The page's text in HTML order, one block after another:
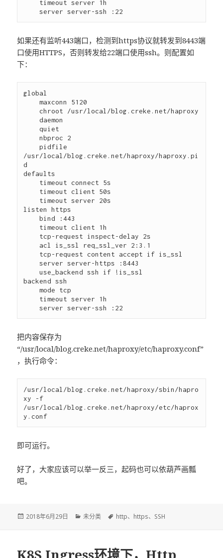
如果还有监听443端口，检测到https协议就转发到8443端
口使用HTTPS，否则转发给22端口使用ssh。则配置如
下：
global
    maxconn 5120
    daemon
    quiet
    nbproc 2
    pidfile
/usr/local/blog.creke.net/haproxy/haproxy.pi
d
defaults
listen https
    bind :443
    server server-https :8443
    use_backend ssh if !is_ssl
backend ssh
    mode tcp
把内容保存为
“/usr/local/blog.creke.net/haproxy/etc/haproxy.conf”
，执行命令：
/usr/local/blog.creke.net/haproxy/sbin/hapro
xy -f
/usr/local/blog.creke.net/haproxy/etc/haprox
即可运行。
好了，大家应该可以举一反三，起码也可以依葫芦画瓢
吧。
发
2018年6月29日
分
未分类
标
http、 https、 SSH